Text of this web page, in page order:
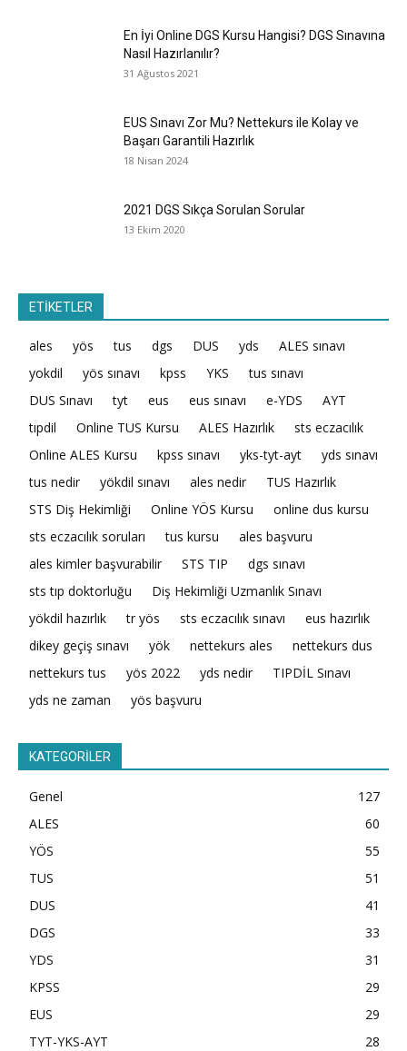
En İyi Online DGS Kursu Hangisi? DGS Sınavına
Nasıl Hazırlanılır?
31 Ağustos 2021
EUS Sınavı Zor Mu? Nettekurs ile Kolay ve
Başarı Garantili Hazırlık
18 Nisan 2024
2021 DGS Sıkça Sorulan Sorular
13 Ekim 2020
ETİKETLER
ales yös tus dgs DUS yds
ALES sınavı
yokdil
yös sınavı kpss YKS
tus sınavı
DUS Sınavı
tyt eus eus sınavı e-YDS
AYT
tıpdil
Online TUS Kursu ALES Hazırlık
sts eczacılık
Online ALES Kursu
kpss sınavı yks-tyt-ayt
yds sınavı
tus nedir
yökdil sınavı ales nedir
TUS Hazırlık
STS Diş Hekimliği
Online YÖS Kursu
online dus kursu
sts eczacılık soruları
tus kursu
ales başvuru
ales kimler başvurabilir
STS TIP
dgs sınavı
sts tıp doktorluğu
Diş Hekimliği Uzmanlık Sınavı
yökdil hazırlık
tr yös sts eczacılık sınavı
eus hazırlık
dikey geçiş sınavı
yök nettekurs ales
nettekurs dus
nettekurs tus
yös 2022 yds nedir
TIPDİL Sınavı
yds ne zaman
yös başvuru
KATEGORİLER
Genel
127
ALES
60
YÖS
55
TUS
51
DUS
41
DGS
33
YDS
31
KPSS
29
EUS
29
TYT-YKS-AYT
28